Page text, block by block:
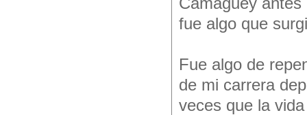
fue algo que
Fue algo de
de mi carrera
veces que la